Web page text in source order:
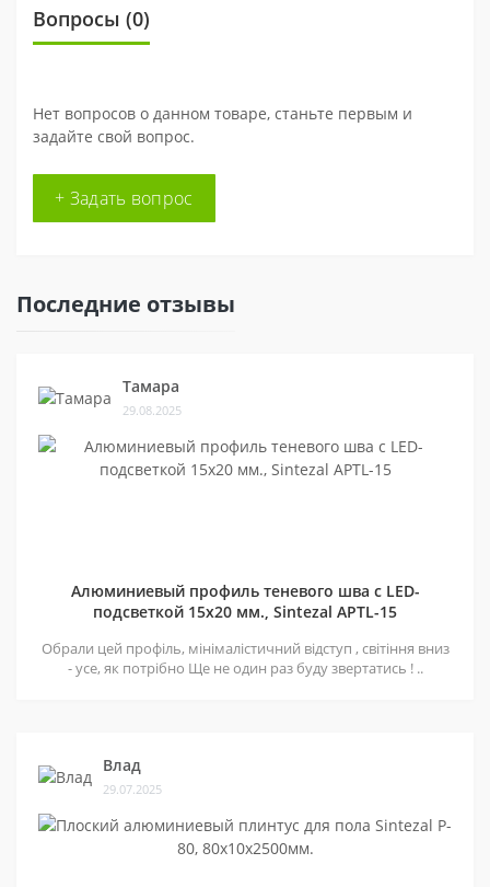
Вопросы (0)
Нет вопросов о данном товаре, станьте первым и
задайте свой вопрос.
+ Задать вопрос
Последние отзывы
Тамара
29.08.2025
Алюминиевый профиль теневого шва c LED-
подсветкой 15х20 мм., Sintezal APTL-15
Обрали цей профіль, мінімалістичний відступ , світіння вниз
- усе, як потрібно Ще не один раз буду звертатись ! ..
Влад
29.07.2025